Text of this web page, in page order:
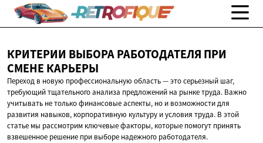
КРИТЕРИИ ВЫБОРА РАБОТОДАТЕЛЯ ПРИ
СМЕНЕ КАРЬЕРЫ
Переход в новую профессиональную область — это серьезный шаг,
требующий тщательного анализа предложений на рынке труда. Важно
учитывать не только финансовые аспекты, но и возможности для
развития навыков, корпоративную культуру и условия труда. В этой
статье мы рассмотрим ключевые факторы, которые помогут принять
взвешенное решение при выборе надежного работодателя.